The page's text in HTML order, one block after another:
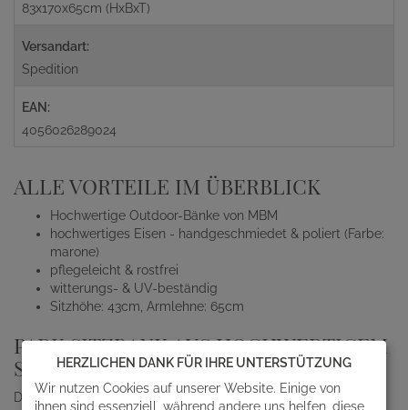
83x170x65cm (HxBxT)
Versandart:
Spedition
EAN:
4056026289024
ALLE VORTEILE IM ÜBERBLICK
Hochwertige Outdoor-Bänke von MBM
hochwertiges Eisen - handgeschmiedet & poliert (Farbe:
marone)
pflegeleicht & rostfrei
witterungs- & UV-beständig
Sitzhöhe: 43cm, Armlehne: 65cm
PARK SITZBANK AUS HOCHWERTIGEM
SCHMIEDEEISEN
Die Outdoor-Möbel Serie ROMEO von MBM wird von Hand aus
HERZLICHEN DANK FÜR IHRE UNTERSTÜTZUNG
Wir nutzen Cookies auf unserer Website. Einige von
ihnen sind essenziell, während andere uns helfen, diese